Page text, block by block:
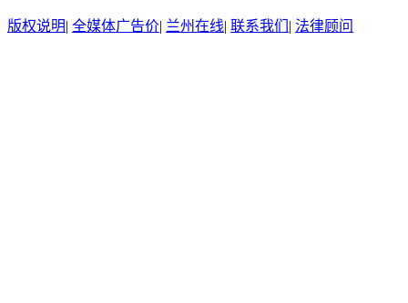
版权说明| 全媒体广告价| 兰州在线| 联系我们 | 法律顾问